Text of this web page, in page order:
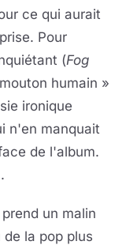
ce qui aurait
Pour
(Fog
humain »
ironique
n'en manquait
de l'album.
un malin
la pop plus